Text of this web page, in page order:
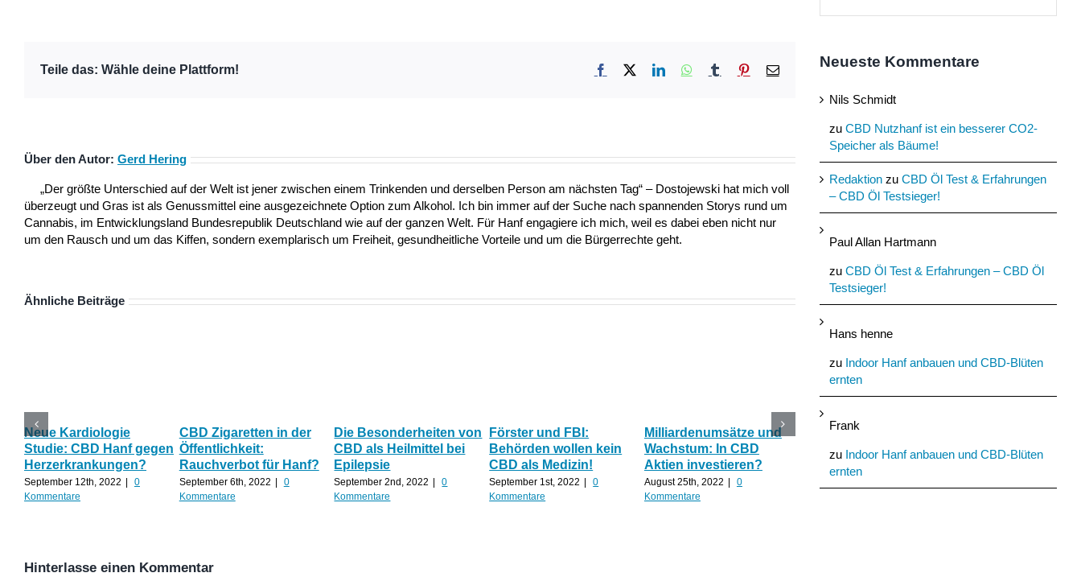
Teile das: Wähle deine Plattform! Facebook
X LinkedInWhatsApp
TumblrPinterest
E-
Über den Autor: Gerd Hering
„Der größte Unterschied auf der Welt ist jener zwischen einem Trinkenden und derselben Person am nächsten Tag“ – Dostojewski hat mich voll
überzeugt und Gras ist als Genussmittel eine ausgezeichnete Option zum Alkohol. Ich bin immer auf der Suche nach spannenden Storys rund um
Cannabis, im Entwicklungsland Bundesrepublik Deutschland wie auf der ganzen Welt. Für Hanf engagiere ich mich, weil es dabei eben nicht nur
um den Rausch und um das Kiffen, sondern exemplarisch um Freiheit, gesundheitliche Vorteile und um die Bürgerrechte geht.
Ähnliche Beiträge
Neue Kardiologie
Studie: CBD Hanf gegen
Herzerkrankungen?
September 12th, 2022
0
Kommentare
CBD Zigaretten in der
Öffentlichkeit:
Rauchverbot für Hanf?
September 6th, 2022
0
Kommentare
Die Besonderheiten von
CBD als Heilmittel bei
Epilepsie
September 2nd, 2022
0
Kommentare
Förster und FBI:
Behörden wollen kein
CBD als Medizin!
September 1st, 2022
0
Kommentare
Milliardenumsätze und
Wachstum: In CBD
Aktien investieren?
August 25th, 2022
0
Kommentare
Katerstimmung: Wie
hilfreich ist CBD Hanf
nach zu viel Alkohol?
Nutzhanf und
Hinterlasse einen Kommentar
Neueste Kommentare
Nils Schmidt
zu CBD Nutzhanf ist ein besserer CO2-
Speicher als Bäume!
Redaktion zu CBD Öl Test & Erfahrungen
– CBD Öl Testsieger!
Paul Allan Hartmann
zu CBD Öl Test & Erfahrungen – CBD Öl
Testsieger!
Hans henne
zu Indoor Hanf anbauen und CBD-Blüten
ernten
Frank
zu Indoor Hanf anbauen und CBD-Blüten
ernten